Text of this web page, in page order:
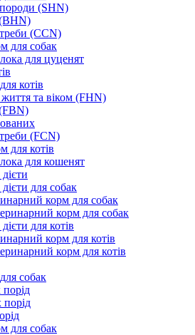
(SHN)
(CCN)
для собак
для цуценят
котів
та віком (FHN)
(FCN)
для котів
для кошенят
для собак
корм для собак
корм для собак
для котів
корм для котів
корм для котів
собак
порід
для собак